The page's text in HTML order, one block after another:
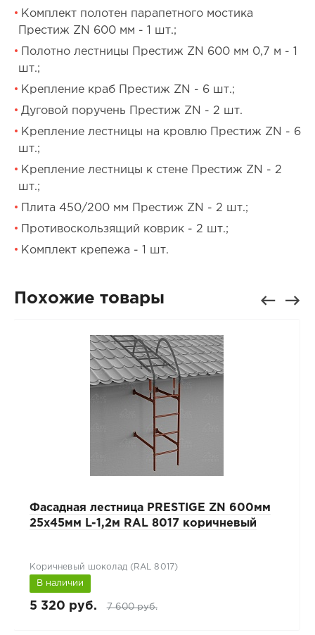
Комплект полотен парапетного мостика
Престиж ZN 600 мм - 1 шт.;
Полотно лестницы Престиж ZN 600 мм 0,7 м - 1
шт.;
Крепление краб Престиж ZN - 6 шт.;
Дуговой поручень Престиж ZN - 2 шт.
Крепление лестницы на кровлю Престиж ZN - 6
шт.;
Крепление лестницы к стене Престиж ZN - 2
шт.;
Плита 450/200 мм Престиж ZN - 2 шт.;
Противоскользящий коврик - 2 шт.;
Комплект крепежа - 1 шт.
Похожие товары
Фасадная лестница PRESTIGE ZN 600мм
25x45мм L-1,2м RAL 8017 коричневый
Коричневый шоколад (RAL 8017)
В наличии
5 320 руб. 7 600 руб.